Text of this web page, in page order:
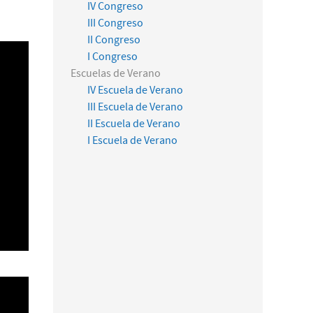
IV Congreso
III Congreso
II Congreso
I Congreso
Escuelas de Verano
IV Escuela de Verano
III Escuela de Verano
II Escuela de Verano
I Escuela de Verano